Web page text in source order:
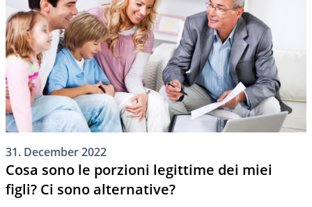
31. December 2022
Cosa sono le porzioni legittime dei miei
figli? Ci sono alternative?